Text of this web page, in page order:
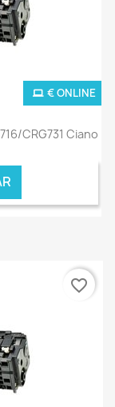
CRG731 Ciano
€ ONLINE
favorite_border